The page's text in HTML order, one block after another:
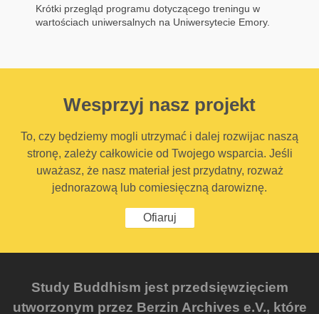
Krótki przegląd programu dotyczącego treningu w
wartościach uniwersalnych na Uniwersytecie Emory.
Wesprzyj nasz projekt
To, czy będziemy mogli utrzymać i dalej rozwijac naszą
stronę, zależy całkowicie od Twojego wsparcia. Jeśli
uważasz, że nasz materiał jest przydatny, rozważ
jednorazową lub comiesięczną darowiznę.
Ofiaruj
Study Buddhism jest przedsięwzięciem
utworzonym przez Berzin Archives e.V., które